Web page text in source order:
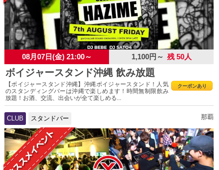
08月07日(金) 21:00～ 1,100円～ 残 50人
ボイジャースタンド沖縄 飲み放題
クーポンあり
【ボイジャースタンド沖縄】沖縄ボイジャースタンド！人気
のスタンディングバーは沖縄で楽しめます！時間無制限飲み
放題！お酒、交流、出会いが全て楽しめる...
CLUB スタンドバー 那覇